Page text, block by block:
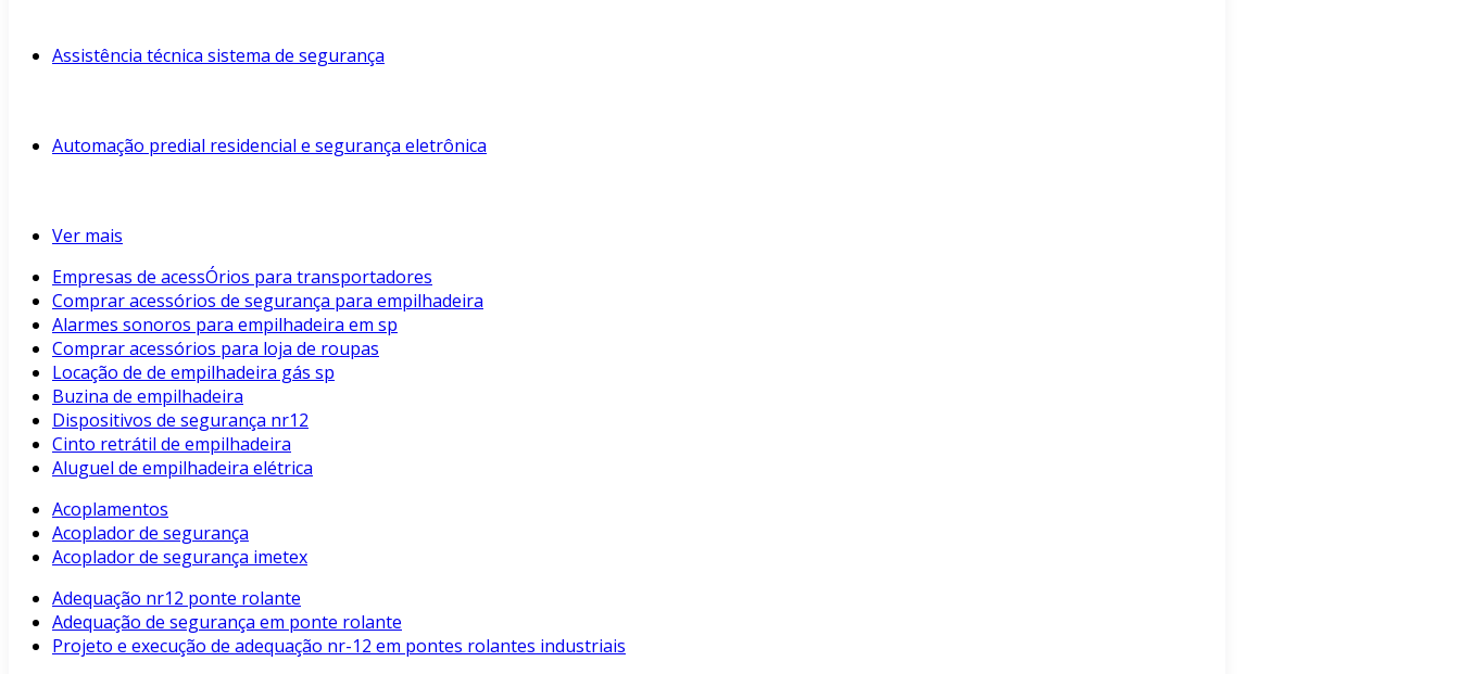
Assistência técnica sistema de segurança
Automação predial residencial e segurança eletrônica
Ver mais
Empresas de acessÓrios para transportadores
Comprar acessórios de segurança para empilhadeira
Alarmes sonoros para empilhadeira em sp
Comprar acessórios para loja de roupas
Locação de de empilhadeira gás sp
Buzina de empilhadeira
Dispositivos de segurança nr12
Cinto retrátil de empilhadeira
Aluguel de empilhadeira elétrica
Acoplamentos
Acoplador de segurança
Acoplador de segurança imetex
Adequação nr12 ponte rolante
Adequação de segurança em ponte rolante
Projeto e execução de adequação nr-12 em pontes rolantes industriais